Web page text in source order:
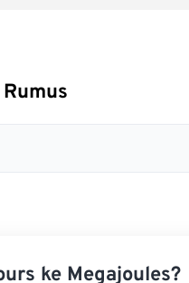
ke Megajoules?